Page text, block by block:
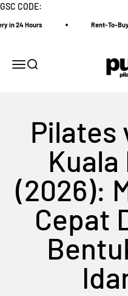
GSC CODE:
24 Hours Rent-To-Buy
MenuSearch
Pilates
(2026):
Cepat